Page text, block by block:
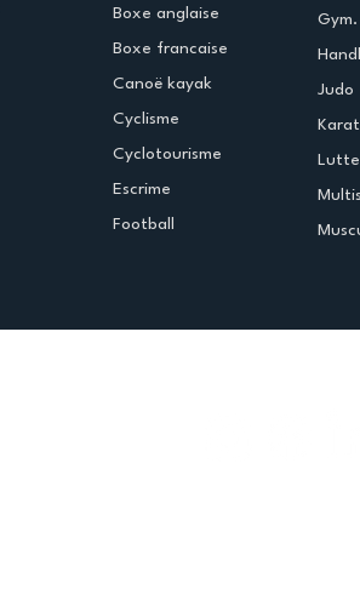
Boxe anglaise
Boxe francaise
Canoë kayak
Cyclisme
Cyclotourisme
Escrime
Football
Judo
Lutte